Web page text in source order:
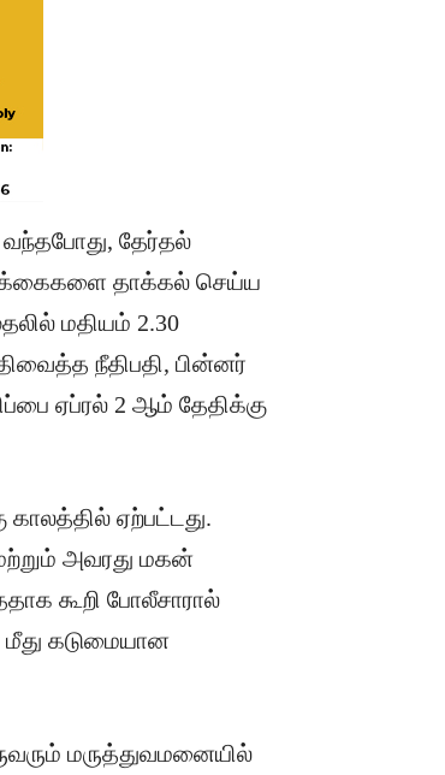
தேர்தல்
தாக்கல் செய்ய
மதியம் 2.30
நீதிபதி, பின்னர்
ஏப்ரல் 2 ஆம் தேதிக்கு
ஏற்பட்டது.
அவரது மகன்
கூறி போலீசாரால்
கடுமையான
மருத்துவமனையில்